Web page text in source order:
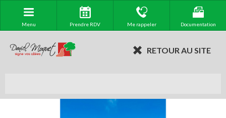
Menu Prendre RDV Me rappeler Documentation
RETOUR AU SITE